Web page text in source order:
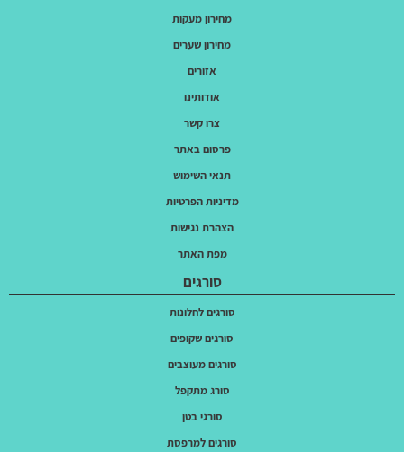
מחירון מעקות
מחירון שערים
אזורים
אודותינו
צרו קשר
פרסום באתר
תנאי השימוש
מדיניות הפרטיות
הצהרת נגישות
מפת האתר
סורגים
סורגים לחלונות
סורגים שקופים
סורגים מעוצבים
סורג מתקפל
סורגי בטן
סורגים למרפסת